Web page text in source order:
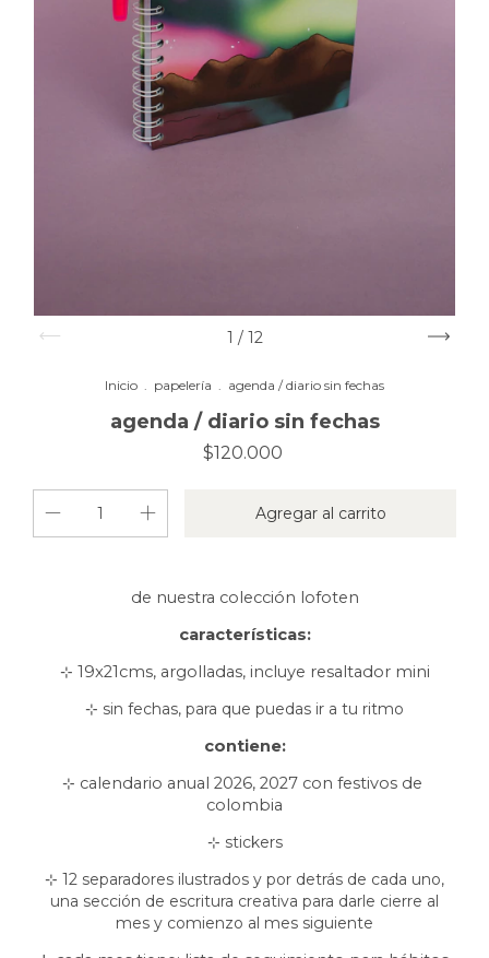
1 / 12
Inicio . papelería . agenda / diario sin fechas
agenda / diario sin fechas
$120.000
de nuestra colección lofoten
características:
⊹ 19x21cms, argolladas, incluye resaltador mini
⊹ sin fechas, para que puedas ir a tu ritmo
contiene:
⊹ calendario anual 2026, 2027 con festivos de
colombia
⊹ stickers
⊹ 12 separadores ilustrados y por detrás de cada uno,
una sección de escritura creativa para darle cierre al
mes y comienzo al mes siguiente